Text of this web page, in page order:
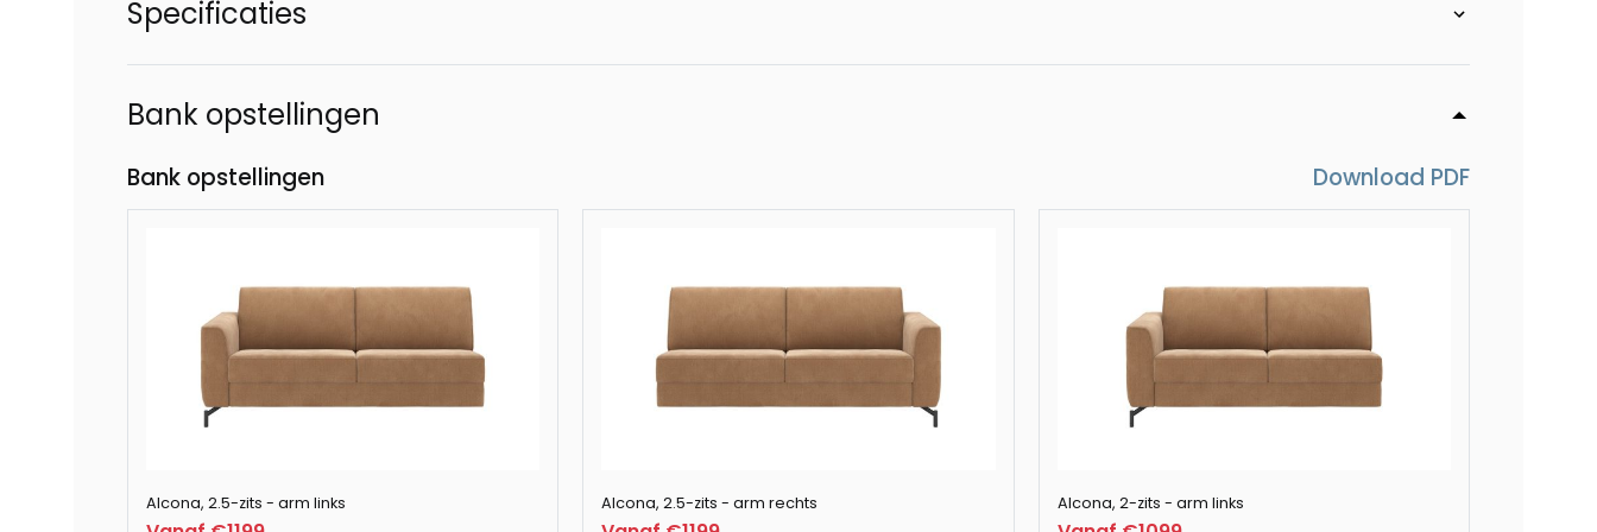
Alcona, 3-zits inclusief longchair recht - rechts (2-armen)
Alcona, 3-zits inclusief longchair recht - links (2-armen)
koper / Vada beige
Alcona, longchair inclusief 3-zits + ottomane links - Vada koper /
Vada beige
Specificaties
Bank opstellingen
Bank opstellingen Download PDF
Alcona, 2.5-zits - arm links Alcona, 2.5-zits - arm rechts Alcona, 2-zits - arm links